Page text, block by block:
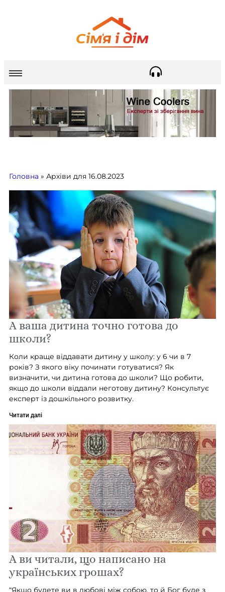
Головна » Архіви для 16.08.2023
А ваша дитина точно готова до
школи?
Коли краще віддавати дитину у школу: у 6 чи в 7
років? З якого віку починати готуватися? Як
визначити, чи дитина готова до школи? Що робити,
якщо до школи віддали неготову дитину? Консультує
експерт із дошкільного розвитку.
Читати далі
А ви читали, що написано на
українських грошах?
“Якщо будете ви в любові між собою, то й Бог буде з